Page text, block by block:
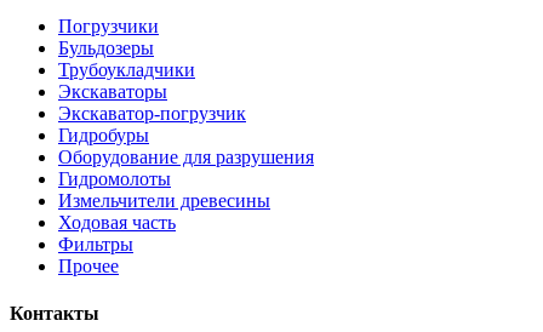
Погрузчики
Бульдозеры
Трубоукладчики
Экскаваторы
Экскаватор-погрузчик
Гидробуры
Оборудование для разрушения
Гидромолоты
Измельчители древесины
Ходовая часть
Фильтры
Прочее
Контакты